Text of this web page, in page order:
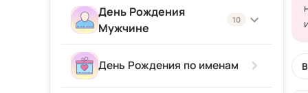
Женщине
Подруге
Девушке
День Рождения
Мужчине
10
Мужчине
День Рождения по именам